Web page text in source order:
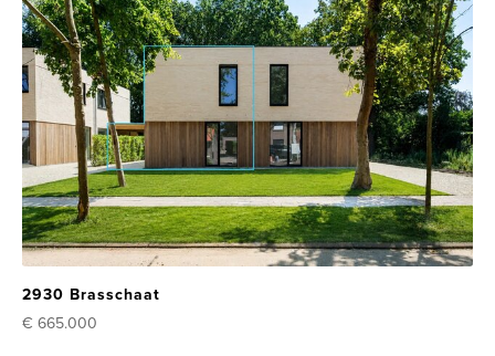
2930 Brasschaat
€ 665.000